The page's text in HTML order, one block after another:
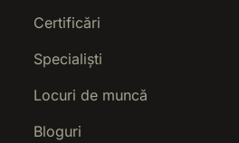
Certificări
Specialiști
Locuri de muncă
Bloguri